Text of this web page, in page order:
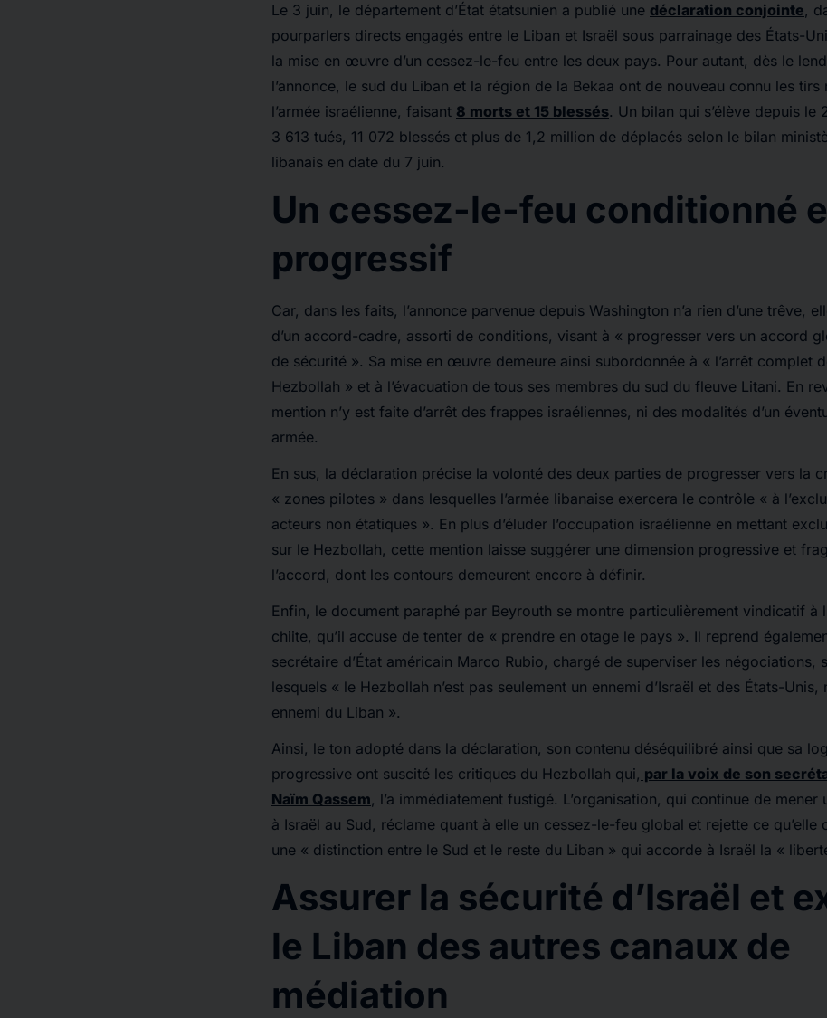
Le 3 juin, le département d’État étatsunien a publié une déclaration conjointe,
pourparlers directs engagés entre le Liban et Israël sous parrainage des États-
la mise en œuvre d’un cessez-le-feu entre les deux pays. Pour autant, dès le
l’annonce, le sud du Liban et la région de la Bekaa ont de nouveau connu les tirs
l’armée israélienne, faisant 8 morts et 15 blessés. Un bilan qui s’élève depuis le
3 613 tués, 11 072 blessés et plus de 1,2 million de déplacés selon le bilan
libanais en date du 7 juin.
Un cessez-le-feu conditionné
progressif
Car, dans les faits, l’annonce parvenue depuis Washington n’a rien d’une trêve,
d’un accord-cadre, assorti de conditions, visant à « progresser vers un accord
de sécurité ». Sa mise en œuvre demeure ainsi subordonnée à « l’arrêt complet
Hezbollah » et à l’évacuation de tous ses membres du sud du fleuve Litani. En
mention n’y est faite d’arrêt des frappes israéliennes, ni des modalités d’un
armée.
En sus, la déclaration précise la volonté des deux parties de progresser vers la
« zones pilotes » dans lesquelles l’armée libanaise exercera le contrôle « à
acteurs non étatiques ». En plus d’éluder l’occupation israélienne en mettant
sur le Hezbollah, cette mention laisse suggérer une dimension progressive et
l’accord, dont les contours demeurent encore à définir.
Enfin, le document paraphé par Beyrouth se montre particulièrement vindicatif à
chiite, qu’il accuse de tenter de « prendre en otage le pays ». Il reprend
secrétaire d’État américain Marco Rubio, chargé de superviser les négociations,
lesquels « le Hezbollah n’est pas seulement un ennemi d’Israël et des États-Unis,
ennemi du Liban ».
Ainsi, le ton adopté dans la déclaration, son contenu déséquilibré ainsi que sa
progressive ont suscité les critiques du Hezbollah qui, par la voix de son
Naïm Qassem, l’a immédiatement fustigé. L’organisation, qui continue de mener
à Israël au Sud, réclame quant à elle un cessez-le-feu global et rejette ce qu’elle
une « distinction entre le Sud et le reste du Liban » qui accorde à Israël la «
Assurer la sécurité d’Israël et
le Liban des autres canaux de
médiation